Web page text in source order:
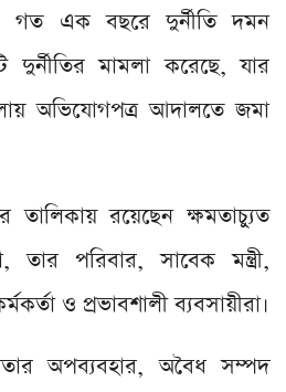
গত এক বছরে দুর্নীতি দমন
মামলা করেছে, যার
অভিযোগপত্র আদালতে জমা
রয়েছেন ক্ষমতাচ্যুত
তার পরিবার, সাবেক মন্ত্রী,
ও প্রভাবশালী ব্যবসায়ীরা।
অপব্যবহার, অবৈধ সম্পদ